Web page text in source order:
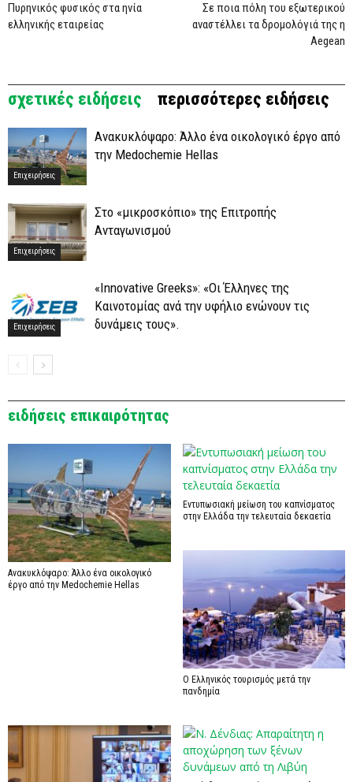
Πυρηνικός φυσικός στα ηνία
ελληνικής εταιρείας
Σε ποια πόλη του εξωτερικού
αναστέλλει τα δρομολόγιά της η
Aegean
σχετικές ειδήσεις περισσότερες ειδήσεις
Επιχειρήσεις
Ανακυκλόψαρο: Άλλο ένα οικολογικό έργο από
την Medochemie Hellas
Επιχειρήσεις
Στο «μικροσκόπιο» της Επιτροπής
Ανταγωνισμού
Επιχειρήσεις
«Innovative Greeks»: «Οι Έλληνες της
Καινοτομίας ανά την υφήλιο ενώνουν τις
δυνάμεις τους».
ειδήσεις επικαιρότητας
Ανακυκλόψαρο: Άλλο ένα οικολογικό
έργο από την Medochemie Hellas
Εντυπωσιακή μείωση του καπνίσματος
στην Ελλάδα την τελευταία δεκαετία
Ο Ελληνικός τουρισμός μετά την
πανδημία